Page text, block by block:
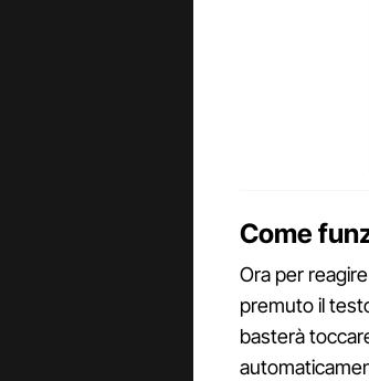
Come
Ora per
premuto il
basterà